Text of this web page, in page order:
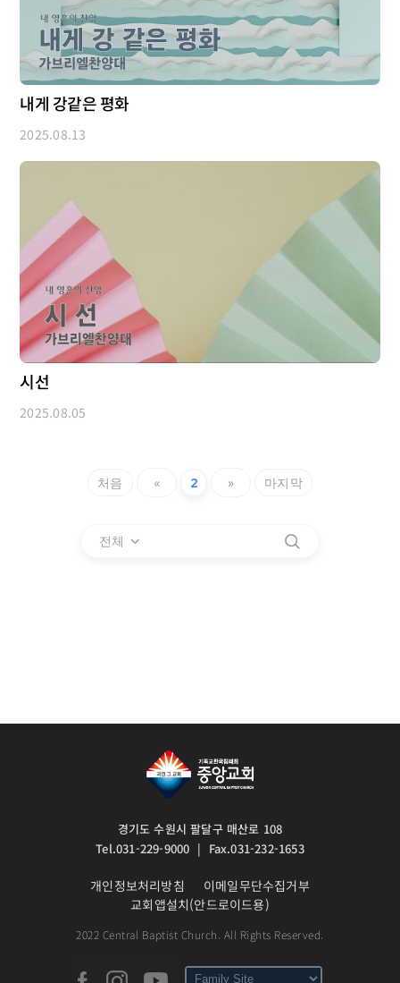
내게 강같은 평화
2025.08.13
시선
2025.08.05
처음 « 2 » 마지막
전체
경기도 수원시 팔달구 매산로 108
Tel.031-229-9000 | Fax.031-232-1653
개인정보처리방침
이메일무단수집거부
교회앱설치(안드로이드용)
2022 Central Baptist Church. All Rights Reserved.